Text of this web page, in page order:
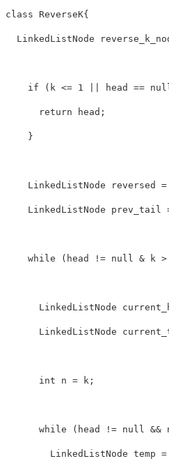
class ReverseK{
LinkedListNode
if ( k <= 1 head ==
return head ;
}
LinkedListNode reversed =
LinkedListNode prev_tail
while ( head != null & k >
LinkedListNode
LinkedListNode
int n = k ;
while ( head != null &&
LinkedListNode temp =